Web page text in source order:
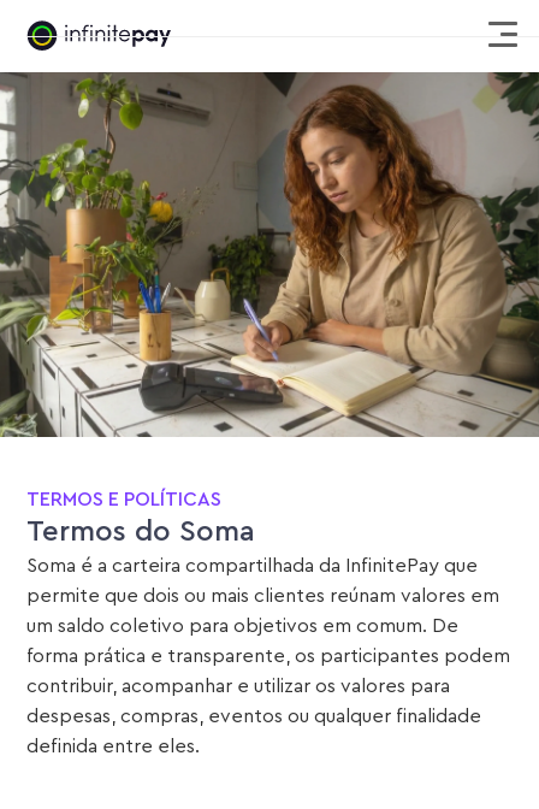
TERMOS E POLÍTICAS
Termos do Soma
Soma é a carteira compartilhada da InfinitePay que
permite que dois ou mais clientes reúnam valores em
um saldo coletivo para objetivos em comum. De
forma prática e transparente, os participantes podem
contribuir, acompanhar e utilizar os valores para
despesas, compras, eventos ou qualquer finalidade
definida entre eles.